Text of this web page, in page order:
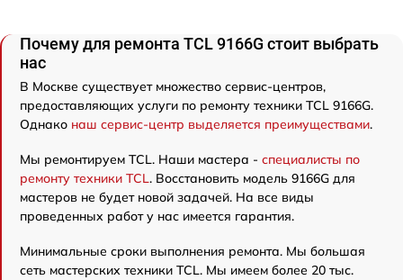
Почему для ремонта TCL 9166G стоит выбрать
нас
В Москве существует множество сервис-центров,
предоставляющих услуги по ремонту техники TCL 9166G.
Однако наш сервис-центр выделяется преимуществами.
Мы ремонтируем TCL. Наши мастера - специалисты по
ремонту техники TCL. Восстановить модель 9166G для
мастеров не будет новой задачей. На все виды
проведенных работ у нас имеется гарантия.
Минимальные сроки выполнения ремонта. Мы большая
сеть мастерских техники TCL. Мы имеем более 20 тыс.